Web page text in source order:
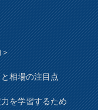
相場の注目点
を学習するため